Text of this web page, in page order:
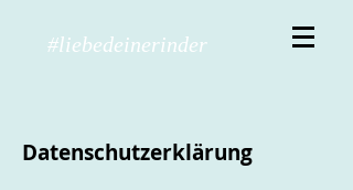
#liebedeinerinder
Datenschutzerklärung